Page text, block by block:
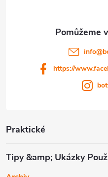
Praktické
Tipy &amp; Ukázky
info@
https://